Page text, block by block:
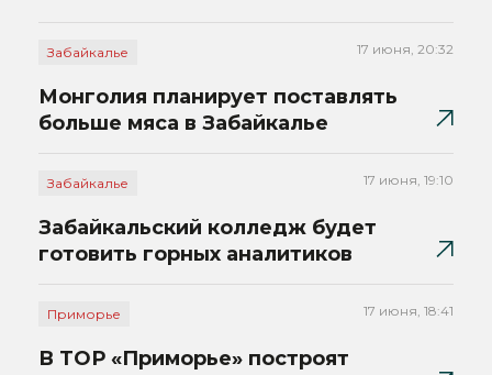
Забайкалье 17 июня, 20:32
Монголия планирует поставлять
больше мяса в Забайкалье
Забайкалье 17 июня, 19:10
Забайкальский колледж будет
готовить горных аналитиков
Приморье 17 июня, 18:41
В ТОР «Приморье» построят